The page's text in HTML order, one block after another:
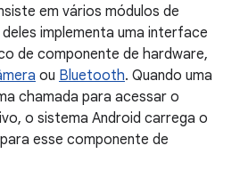
em vários módulos de
implementa uma interface
de componente de hardware,
ou Bluetooth. Quando uma
chamada para acessar o
o sistema Android carrega o
esse componente de